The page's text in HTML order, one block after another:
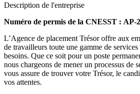
Description de l'entreprise
Numéro de permis de la CNESST : AP-
L’Agence de placement Trésor offre aux
de travailleurs toute une gamme de
besoins. Que ce soit pour un poste
nous chargeons de mener un processus de
vous assure de trouver votre Trésor, le
vos attentes.